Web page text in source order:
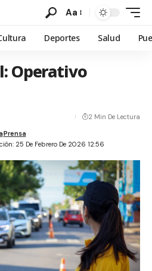
Aa
Deportes Salud
Operativo
25 De Febrero De 2026 12:56
Prensa
2 Min De Lectura